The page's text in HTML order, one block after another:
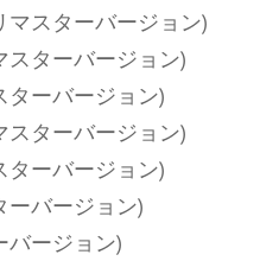
マスターバージョン)
スターバージョン)
ターバージョン)
スターバージョン)
ターバージョン)
ーバージョン)
バージョン)